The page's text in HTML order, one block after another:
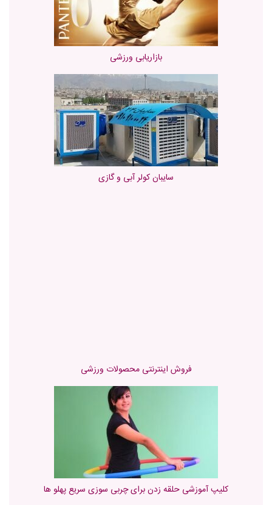
بازاریابی ورزشی
سایبان کولر آبی و گازی
فروش اینترنتی محصولات ورزشی
کلیپ آموزشی حلقه زدن برای چربی سوزی سریع پهلو ها